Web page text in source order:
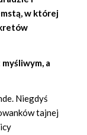
w której
a
Niegdyś
tajnej